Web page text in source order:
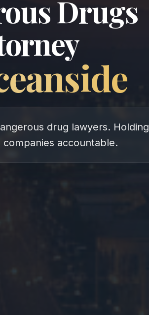
Drugs
drug lawyers. Holding
companies accountable.